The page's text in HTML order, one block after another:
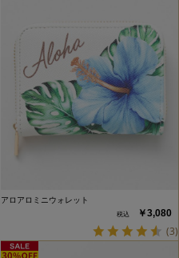
アロアロミニウォレット
￥3,080
(3)